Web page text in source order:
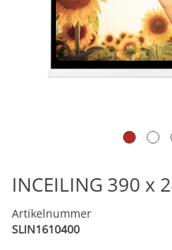
INCEILING 390 x
Artikelnummer
SLIN1610400